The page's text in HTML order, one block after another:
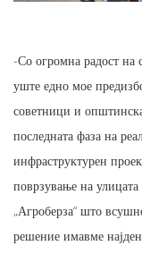
-Со огромна радост
уште едно мое
советници и
последната фаза на
инфраструктурен
поврзување на
„Агроберза“ што
решение имавме